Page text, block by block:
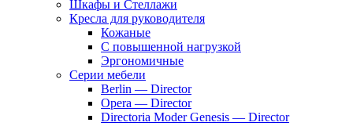
Шкафы и Стеллажи
Кресла для руководителя
Кожаные
С повышенной нагрузкой
Эргономичные
Серии мебели
Berlin — Director
Opera — Director
Directoria Moder Genesis — Director